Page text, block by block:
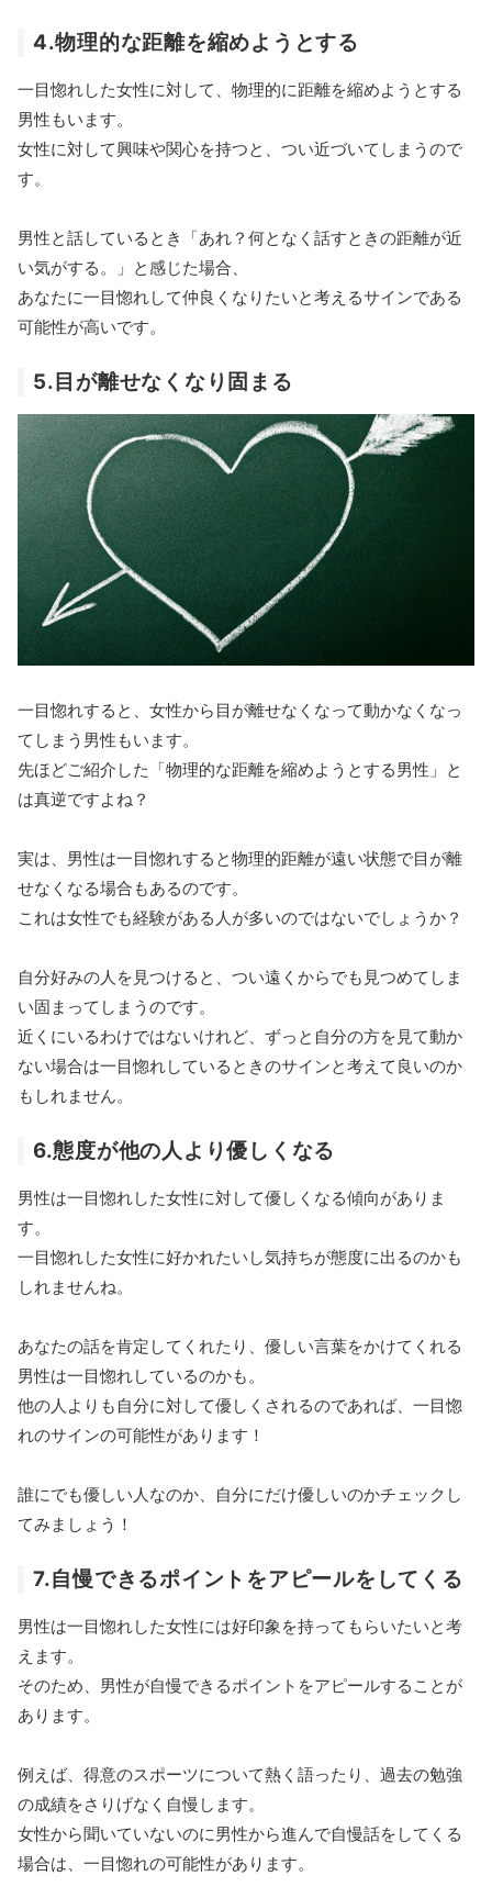
4.物理的な距離を縮めようとする
一目惚れした女性に対して、物理的に距離を縮めようとする
男性もいます。
女性に対して興味や関心を持つと、つい近づいてしまうので
す。
男性と話しているとき「あれ？何となく話すときの距離が近
い気がする。」と感じた場合、
あなたに一目惚れして仲良くなりたいと考えるサインである
可能性が高いです。
5.目が離せなくなり固まる
一目惚れすると、女性から目が離せなくなって動かなくなっ
てしまう男性もいます。
先ほどご紹介した「物理的な距離を縮めようとする男性」と
は真逆ですよね？
実は、男性は一目惚れすると物理的距離が遠い状態で目が離
せなくなる場合もあるのです。
これは女性でも経験がある人が多いのではないでしょうか？
自分好みの人を見つけると、つい遠くからでも見つめてしま
い固まってしまうのです。
近くにいるわけではないけれど、ずっと自分の方を見て動か
ない場合は一目惚れしているときのサインと考えて良いのか
もしれません。
6.態度が他の人より優しくなる
男性は一目惚れした女性に対して優しくなる傾向がありま
す。
一目惚れした女性に好かれたいし気持ちが態度に出るのかも
しれませんね。
あなたの話を肯定してくれたり、優しい言葉をかけてくれる
男性は一目惚れしているのかも。
他の人よりも自分に対して優しくされるのであれば、一目惚
れのサインの可能性があります！
誰にでも優しい人なのか、自分にだけ優しいのかチェックし
てみましょう！
7.自慢できるポイントをアピールをしてくる
男性は一目惚れした女性には好印象を持ってもらいたいと考
えます。
そのため、男性が自慢できるポイントをアピールすることが
あります。
例えば、得意のスポーツについて熱く語ったり、過去の勉強
の成績をさりげなく自慢します。
女性から聞いていないのに男性から進んで自慢話をしてくる
場合は、一目惚れの可能性があります。